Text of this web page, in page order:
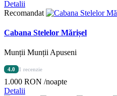
Detalii
Recomandat
Cabana Stelelor Mărișel
Munții Munții Apuseni
4.0 1 recenzie
1.000 RON /noapte
Detalii